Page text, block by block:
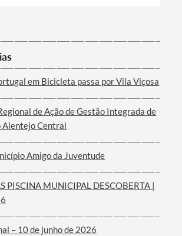
em Bicicleta passa por Vila Viçosa
de Ação de Gestão Integrada de
Alentejo Central
Amigo da Juventude
PISCINA MUNICIPAL DESCOBERTA |
– 10 de junho de 2026